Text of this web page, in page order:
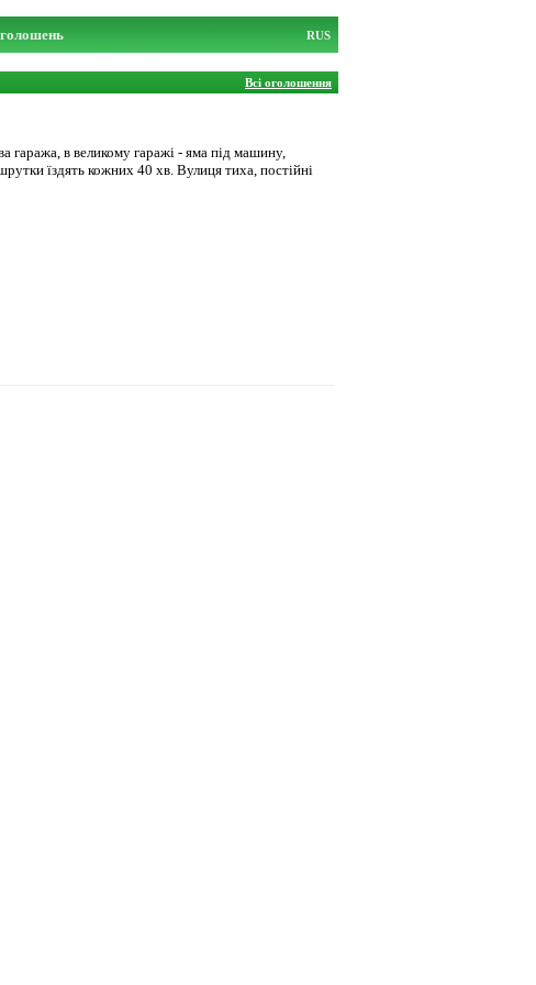
RUS
Всі оголошення
гаража, в великому гаражі - яма під машину,
їздять кожних 40 хв. Вулиця тиха, постійні